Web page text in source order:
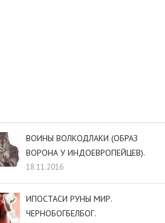
ВОИНЫ ВОЛКОДЛАКИ (ОБРАЗ
ВОРОНА У ИНДОЕВРОПЕЙЦЕВ).
18.11.2016
ИПОСТАСИ РУНЫ МИР.
ЧЕРНОБОГБЕЛБОГ.